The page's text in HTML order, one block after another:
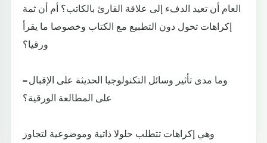
العام أن تعيد الدفء إلى علاقة القارئ بالكاتب؟ أم أن ثمة
إكراهات تحول دون التطبيع مع الكتاب وخصوصا ما يقرأ
ورقيا؟
– وما مدى تأثير وسائل التكنولوجيا الحديثة على الإقبال
على المطالعة الورقية؟
وهي إكراهات تتطلب حلولا ذاتية وموضوعية لتجاوز